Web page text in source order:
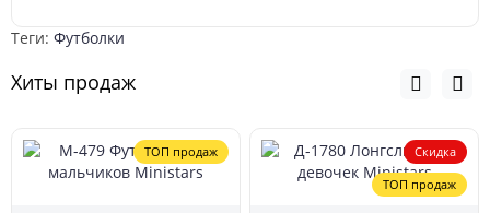
Теги: Футболки
Хиты продаж
ТОП продаж
Скидка
ТОП продаж